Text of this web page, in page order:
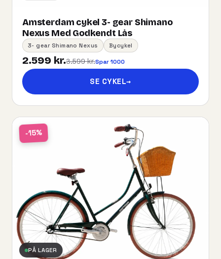
Amsterdam cykel 3- gear Shimano
Nexus Med Godkendt Lås
3- gear Shimano Nexus Bycykel
2.599 kr.3.599 kr.Spar 1000
SE CYKEL→
-15%
PÅ LAGER